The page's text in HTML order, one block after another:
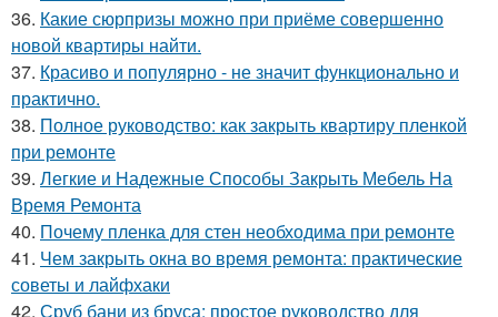
36. Какие сюрпризы можно при приёме совершенно
новой квартиры найти.
37. Красиво и популярно - не значит функционально и
практично.
38. Полное руководство: как закрыть квартиру пленкой
при ремонте
39. Легкие и Надежные Способы Закрыть Мебель На
Время Ремонта
40. Почему пленка для стен необходима при ремонте
41. Чем закрыть окна во время ремонта: практические
советы и лайфхаки
42. Сруб бани из бруса: простое руководство для